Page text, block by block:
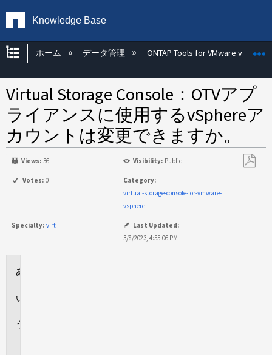
Knowledge Base
グローバル階層を展開/折りたたむ
ホーム データ管理 ONTAP Tools for VMware vSphere
Virtual Storage Console：OTVアプ
ライアンスに使用するvSphereア
カウントは変更できますか。
Views: 36 Visibility: Public
Votes: 0
Category:
virtual-storage-console-for-vmware-
vsphere
Specialty: virt
Last Updated:
3/8/2023, 4:55:06 PM